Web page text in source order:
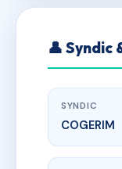
👤 Syndic
SYNDIC
COGERIM